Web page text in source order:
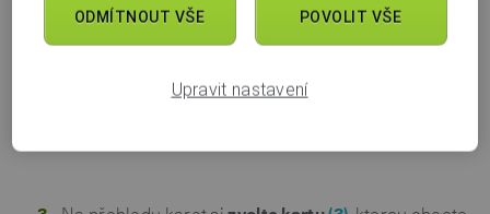
ODMÍTNOUT VŠE POVOLIT VŠE
Upravit nastavení